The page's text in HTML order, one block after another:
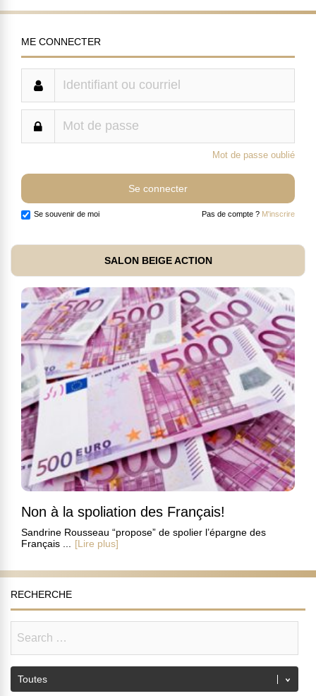
ME CONNECTER
Mot de passe oublié
Se souvenir de moi Pas de compte ? M'inscrire
SALON BEIGE ACTION
Non à la spoliation des Français!
Sandrine Rousseau “propose” de spolier l’épargne des
Français ...
[Lire plus]
RECHERCHE